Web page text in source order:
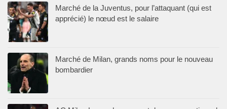
Marché de la Juventus, pour l’attaquant (qui est
apprécié) le nœud est le salaire
Marché de Milan, grands noms pour le nouveau
bombardier